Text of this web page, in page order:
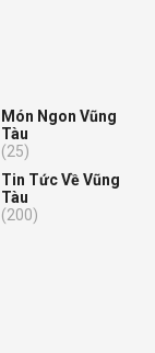
Món Ngon Vũng
Tàu
(25)
Tin Tức Về Vũng
Tàu
(200)